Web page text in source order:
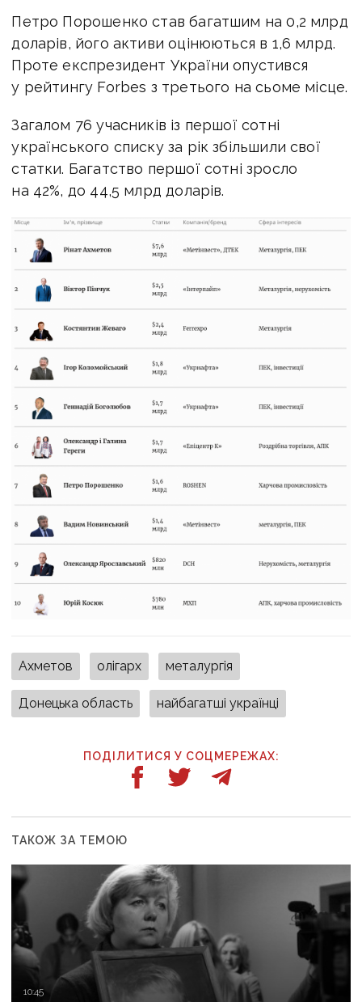
Петро Порошенко став багатшим на 0,2 млрд
доларів, його активи оцінюються в 1,6 млрд.
Проте експрезидент України опустився
у рейтингу Forbes з третього на сьоме місце.
Загалом 76 учасників із першої сотні
українського списку за рік збільшили свої
статки. Багатство першої сотні зросло
на 42%, до 44,5 млрд доларів.
Ахметов олігарх металургія
Донецька область найбагатші українці
ПОДІЛИТИСЯ У СОЦМЕРЕЖАХ:
ТАКОЖ ЗА ТЕМОЮ
10:45